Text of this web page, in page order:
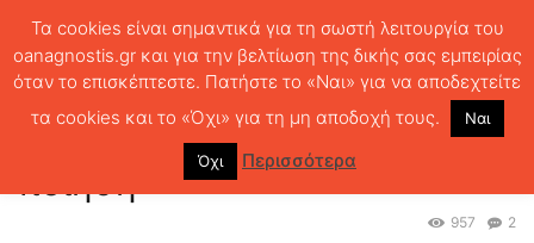
ΒΙΒΛΙΑ ΓΙΑ ΤΙΣ ΓΙΟΡΤΕΣ Βιβλία για τις γιορτές (7), ποίηση
Βιβλία για τις γιορτές (7),
2
957
Τα cookies είναι σημαντικά για τη σωστή λειτουργία του
oanagnostis.gr και για την βελτίωση της δικής σας εμπειρίας
όταν το επισκέπτεστε. Πατήστε το «Ναι» για να αποδεχτείτε
τα cookies και το «Όχι» για τη μη αποδοχή τους.
Ναι
Όχι Περισσότερα